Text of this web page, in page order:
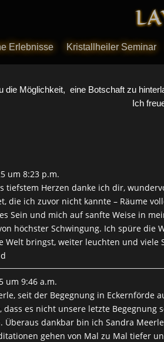
Erlebnisse Kristallheiler Seminar
Erlebnisse Kristallheiler Seminar
die Möglichkeit, eine Botschaft zu
Ich
um 8:23 p.m.
tiefstem Herzen danke ich dir,
die ich zuvor nicht kannte – Räume
Sein und mich auf sanfte Weise in
höchster Schwingung. Ich spüre die
Welt bringst, weiter leuchten und
um 9:46 a.m.
seit der Begegnung in
es nicht unsere letzte
Überaus dankbar bin ich Sandra
gehen von Mal zu Mal tiefer